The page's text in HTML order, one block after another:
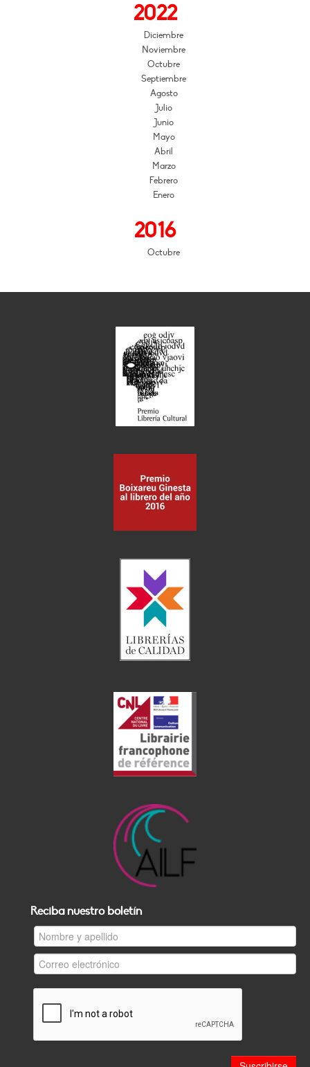
2022
Diciembre
Noviembre
Octubre
Septiembre
Agosto
Julio
Junio
Mayo
Abril
Marzo
Febrero
Enero
2016
Octubre
Reciba nuestro boletín